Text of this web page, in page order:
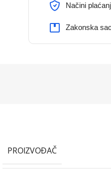
Načini
Zakonska
PROIZVOĐAČ